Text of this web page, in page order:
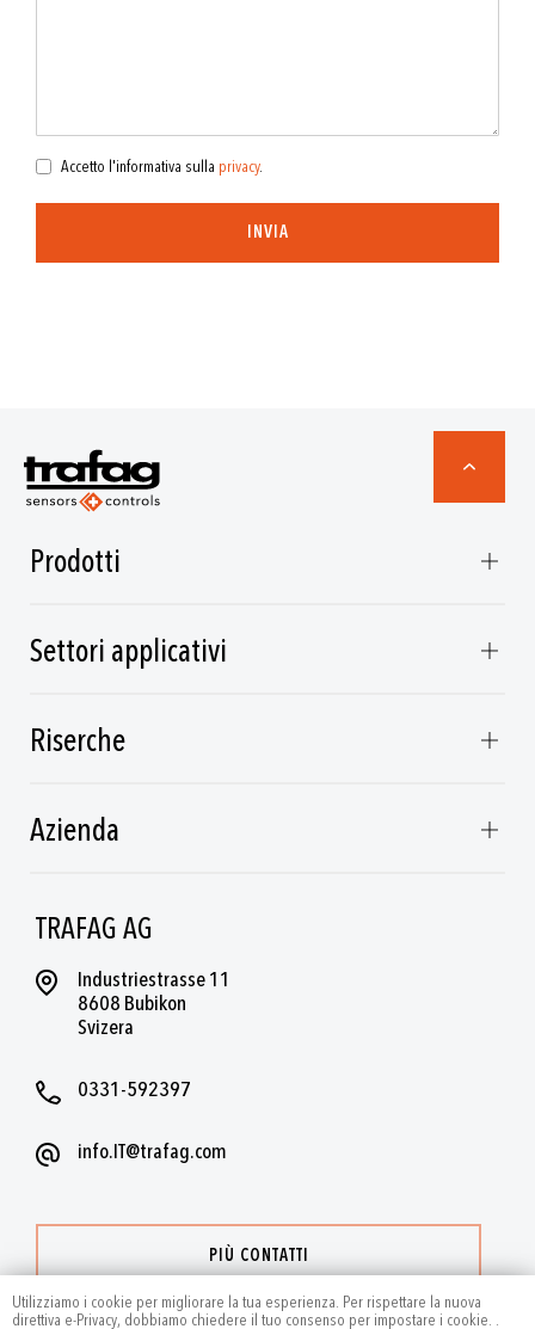
Utilizziamo i cookie per migliorare la tua esperienza. Per rispettare la nuova
direttiva e-Privacy, dobbiamo chiedere il tuo consenso per impostare i cookie. .
Accetto l'informativa sulla privacy.
INVIA
TRAFAG AG
Industriestrasse 11
8608 Bubikon
Svizera
0331-592397
info.IT@trafag.com
PIÙ CONTATTI
Prodotti
Settori applicativi
Riserche
Azienda